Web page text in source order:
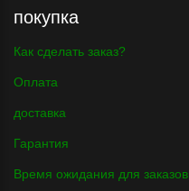
покупка
Как сделать заказ?
Оплата
доставка
Гарантия
Время ожидания для заказов